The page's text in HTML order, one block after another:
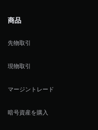
商品
先物取引
現物取引
マージントレード
暗号資産を購入